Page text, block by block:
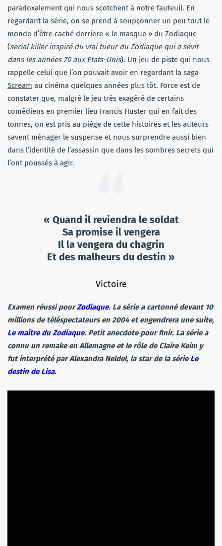
paradoxalement qui nous scotchent à notre fauteuil. En
regardant la série, on se prend à soupçonner un peu tout le
monde d’être caché derrière « le masque » du Zodiaque
(serial killer inspiré du vrai tueur du Zodiaque qui a sévit
dans les années 70 aux Etats-Unis). Un jeu de piste qui nous
rappelle celui que l’on pouvait avoir en regardant la saga
Scream au cinéma quelques années plus tôt. Force est de
constater que, malgré le jeu très exagéré de certains
comédiens en premier lieu Francis Huster qui en fait des
tonnes, on est pris au piège de cette histoires et les auteurs
savent ménager le suspense et nous surprendre aussi bien
dans l’identité de l’assassin que dans les sombres secrets qui
l’ont poussés à agir.
« Quand il reviendra le soldat
Sa promise il vengera
Il la vengera du chagrin
Et des malheurs du destin »
Victoire
Examen réussi pourZodiaque. La série a cartonné devant 10
millions de téléspectateurs en 2004 et engendrera une suite,
Le maître du Zodiaque. Petit anecdote pour finir. La série a
connu un remake en Allemagne et le rôle de Claire Keim y
fut interprété par Alexandra Neldel, la star de la série Le
destin de Lisa.